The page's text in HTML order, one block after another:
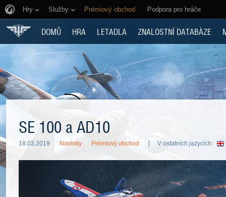
Hry Služby Prémiový obchod Podpora pro hráče
DOMŮ HRA LETADLA ZNALOSTNÍ DATABÁZE
SE 100 a AD10
18.03.2019 Novinky Prémiový obchod V ostatních jazycích: